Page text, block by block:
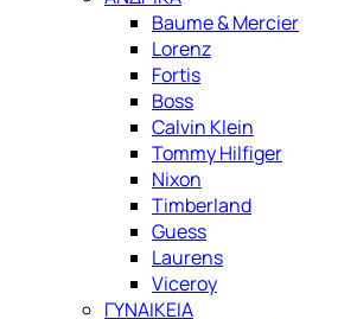
Baume & Mercier
Lorenz
Fortis
Boss
Calvin Klein
Tommy Hilfiger
Nixon
Timberland
Guess
Laurens
Viceroy
ΓΥΝΑΙΚΕΙΑ